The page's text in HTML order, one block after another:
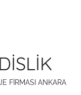
FİRMASI ANKARA